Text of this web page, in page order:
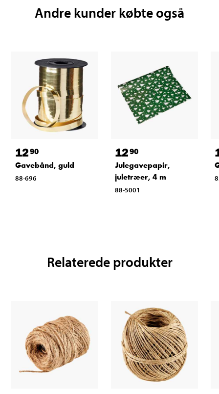
Andre kunder købte også
1290
Gavebånd, guld
88-696
1290
Julegavepapir,
juletræer, 4 m
88-5001
Relaterede produkter